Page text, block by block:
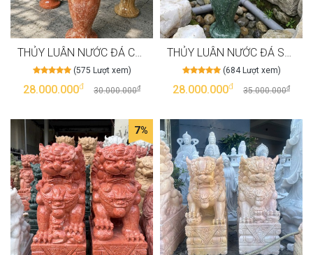
THỦY LUÂN NƯỚC ĐÁ CẨM THẠCH ĐỎ CAO 80CM NGUYÊN KHỐI TỰ NHIÊN T3984
(575 Lượt xem)
28.000.000đ 30.000.000đ
THỦY LUÂN NƯỚC ĐÁ SERPENTINE CAO 80CM NGUYÊN KHỐI TỰ NHIÊN T3983
(684 Lượt xem)
28.000.000đ 35.000.000đ
7%